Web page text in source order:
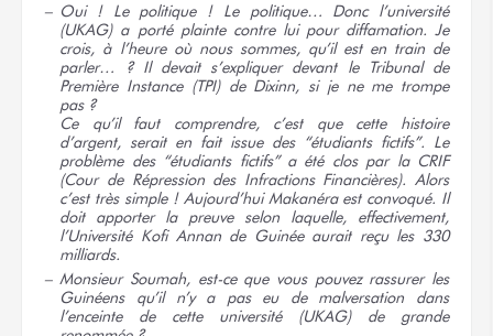
Oui ! Le politique ! Le politique… Donc l’université
(UKAG) a porté plainte contre lui pour diffamation. Je
crois, à l’heure où nous sommes, qu’il est en train de
parler… ? Il devait s’expliquer devant le Tribunal de
Première Instance (TPI) de Dixinn, si je ne me trompe
pas ?
Ce qu’il faut comprendre, c’est que cette histoire
d’argent, serait en fait issue des “étudiants fictifs”. Le
problème des “étudiants fictifs” a été clos par la CRIF
(Cour de Répression des Infractions Financières). Alors
c’est très simple ! Aujourd’hui Makanéra est convoqué. Il
doit apporter la preuve selon laquelle, effectivement,
l’Université Kofi Annan de Guinée aurait reçu les 330
milliards.
Monsieur Soumah, est-ce que vous pouvez rassurer les
Guinéens qu’il n’y a pas eu de malversation dans
l’enceinte de cette université (UKAG) de grande